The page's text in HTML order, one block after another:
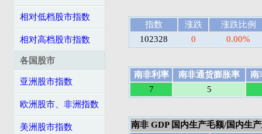
相对低档股市指数
相对高档股市指数
各国股市
亚洲股市指数
欧洲股市、非洲指数
美洲股市指数
指数 涨跌
涨跌比例
102328
0 0.00%
南非利率 南非通货膨胀率
南
7
5
南非 GDP 国内生产毛额/国内生